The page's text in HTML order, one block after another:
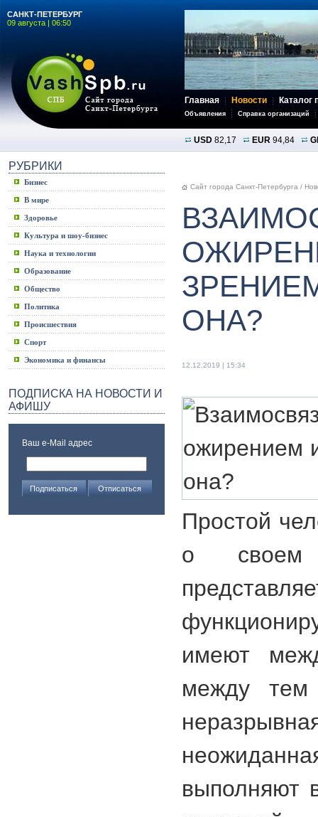
САНКТ-ПЕТЕРБУРГ
09 августа | 06:50
Главная Новости Каталог
Объявления Справка организаций
USD 82,17 EUR 94,84
РУБРИКИ
Бизнес
В мире
Здоровье
Культура и шоу-бизнес
Наука и технологии
Образование
Общество
Политика
Происшествия
Спорт
Экономика и финансы
ПОДПИСКА НА НОВОСТИ И
АФИШУ
Ваш e-Mail адрес
Сайт города Санкт-Петербурга /
ОНА?
12.12.2019 | 15:34
Простой
о своем
имеют
между тем
выполняют